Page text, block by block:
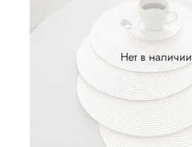
Нет в наличии